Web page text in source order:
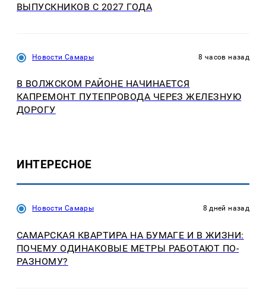
ВЫПУСКНИКОВ С 2027 ГОДА
Новости Самары 8 часов назад
В ВОЛЖСКОМ РАЙОНЕ НАЧИНАЕТСЯ
КАПРЕМОНТ ПУТЕПРОВОДА ЧЕРЕЗ ЖЕЛЕЗНУЮ
ДОРОГУ
ИНТЕРЕСНОЕ
Новости Самары 8 дней назад
САМАРСКАЯ КВАРТИРА НА БУМАГЕ И В ЖИЗНИ:
ПОЧЕМУ ОДИНАКОВЫЕ МЕТРЫ РАБОТАЮТ ПО-
РАЗНОМУ?